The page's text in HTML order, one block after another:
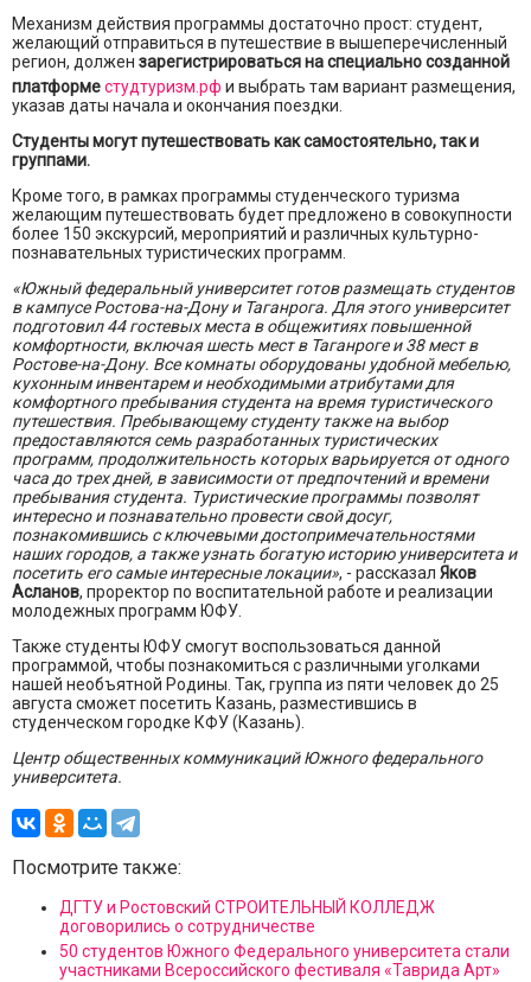
Механизм действия программы достаточно прост: студент,
желающий отправиться в путешествие в вышеперечисленный
регион, должен зарегистрироваться на специально созданной
платформестудтуризм.рф и выбрать там вариант размещения,
указав даты начала и окончания поездки.
Студенты могут путешествовать как самостоятельно, так и
группами.
Кроме того, в рамках программы студенческого туризма
желающим путешествовать будет предложено в совокупности
более 150 экскурсий, мероприятий и различных культурно-
познавательных туристических программ.
«Южный федеральный университет готов размещать студентов
в кампусе Ростова-на-Дону и Таганрога. Для этого университет
подготовил 44 гостевых места в общежитиях повышенной
комфортности, включая шесть мест в Таганроге и 38 мест в
Ростове-на-Дону. Все комнаты оборудованы удобной мебелью,
кухонным инвентарем и необходимыми атрибутами для
комфортного пребывания студента на время туристического
путешествия. Пребывающему студенту также на выбор
предоставляются семь разработанных туристических
программ, продолжительность которых варьируется от одного
часа до трех дней, в зависимости от предпочтений и времени
пребывания студента. Туристические программы позволят
интересно и познавательно провести свой досуг,
познакомившись с ключевыми достопримечательностями
наших городов, а также узнать богатую историю университета и
посетить его самые интересные локации», - рассказал Яков
Асланов, проректор по воспитательной работе и реализации
молодежных программ ЮФУ.
Также студенты ЮФУ смогут воспользоваться данной
программой, чтобы познакомиться с различными уголками
нашей необъятной Родины. Так, группа из пяти человек до 25
августа сможет посетить Казань, разместившись в
студенческом городке КФУ (Казань).
Центр общественных коммуникаций Южного федерального
университета.
Посмотрите также:
ДГТУ и Ростовский СТРОИТЕЛЬНЫЙ КОЛЛЕДЖ
договорились о сотрудничестве
50 студентов Южного Федерального университета стали
участниками Всероссийского фестиваля «Таврида Арт»